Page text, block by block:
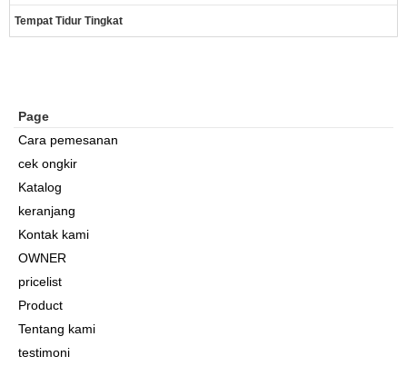
Tempat Tidur Tingkat
Page
Cara pemesanan
cek ongkir
Katalog
keranjang
Kontak kami
OWNER
pricelist
Product
Tentang kami
testimoni